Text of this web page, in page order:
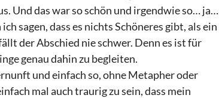
Und das war so schön und irgendwie so… ja…
sagen, dass es nichts Schöneres gibt, als ein
der Abschied nie schwer. Denn es ist für
genau dahin zu begleiten.
und einfach so, ohne Metapher oder
mal auch traurig zu sein, dass mein